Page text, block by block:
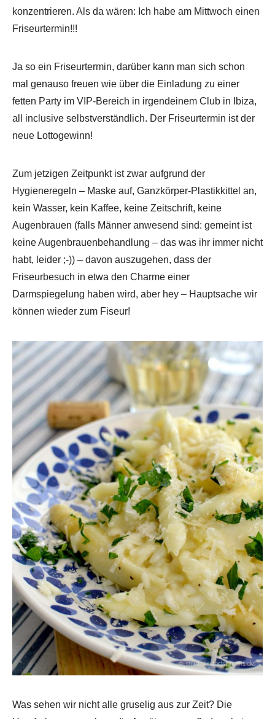
konzentrieren. Als da wären: Ich habe am Mittwoch einen
Friseurtermin!!!
Ja so ein Friseurtermin, darüber kann man sich schon
mal genauso freuen wie über die Einladung zu einer
fetten Party im VIP-Bereich in irgendeinem Club in Ibiza,
all inclusive selbstverständlich. Der Friseurtermin ist der
neue Lottogewinn!
Zum jetzigen Zeitpunkt ist zwar aufgrund der
Hygieneregeln – Maske auf, Ganzkörper-Plastikkittel an,
kein Wasser, kein Kaffee, keine Zeitschrift, keine
Augenbrauen (falls Männer anwesend sind: gemeint ist
keine Augenbrauenbehandlung – das was ihr immer nicht
habt, leider ;-)) – davon auszugehen, dass der
Friseurbesuch in etwa den Charme einer
Darmspiegelung haben wird, aber hey – Hauptsache wir
können wieder zum Fiseur!
Was sehen wir nicht alle gruselig aus zur Zeit? Die